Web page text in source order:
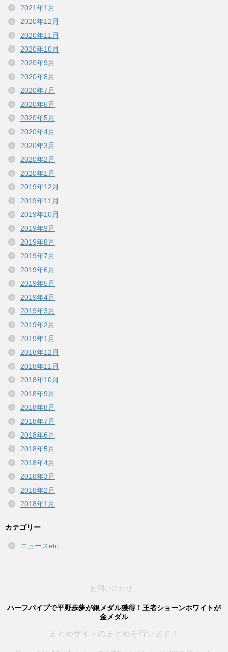
2021年1月
2020年12月
2020年11月
2020年10月
2020年9月
2020年8月
2020年7月
2020年6月
2020年5月
2020年4月
2020年3月
2020年2月
2020年1月
2019年12月
2019年11月
2019年10月
2019年9月
2019年8月
2019年7月
2019年6月
2019年5月
2019年4月
2019年3月
2019年2月
2019年1月
2018年12月
2018年11月
2018年10月
2018年9月
2018年8月
2018年7月
2018年6月
2018年5月
2018年4月
2018年3月
2018年2月
2018年1月
カテゴリー
ニュースetc
お問い合わせ
ハーフパイプで平野歩夢が銀メダル獲得！王者ショーンホワイトが
金メダル
まとめサイトのまとめを行います！